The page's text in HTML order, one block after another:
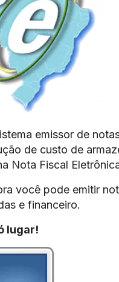
emissor de
de custo de
Nota Fiscal
você pode emitir
e financeiro.
lugar!